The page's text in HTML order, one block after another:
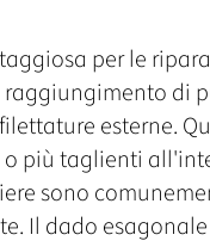
per le
di
esterne.
più taglienti
sono
Il dado